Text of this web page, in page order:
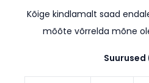
Kõige kindlamalt saad
mõõte võrrelda mõne
Suurused